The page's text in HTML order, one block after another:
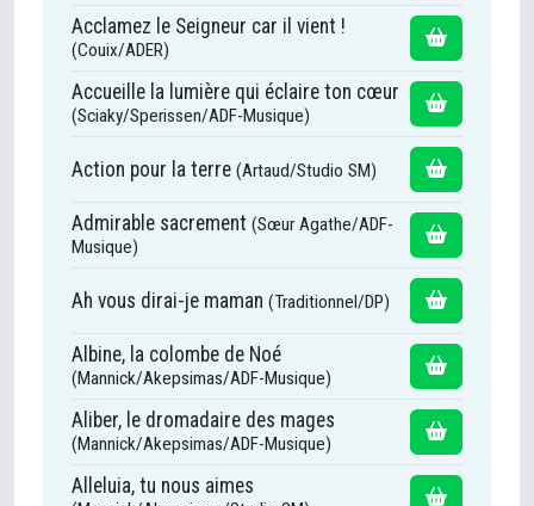
Acclamez le Seigneur car il vient !
(Couix/ADER)
Accueille la lumière qui éclaire ton cœur
(Sciaky/Sperissen/ADF-Musique)
Action pour la terre (Artaud/Studio SM)
Admirable sacrement (Sœur Agathe/ADF-
Musique)
Ah vous dirai-je maman (Traditionnel/DP)
Albine, la colombe de Noé
(Mannick/Akepsimas/ADF-Musique)
Aliber, le dromadaire des mages
(Mannick/Akepsimas/ADF-Musique)
Alleluia, tu nous aimes